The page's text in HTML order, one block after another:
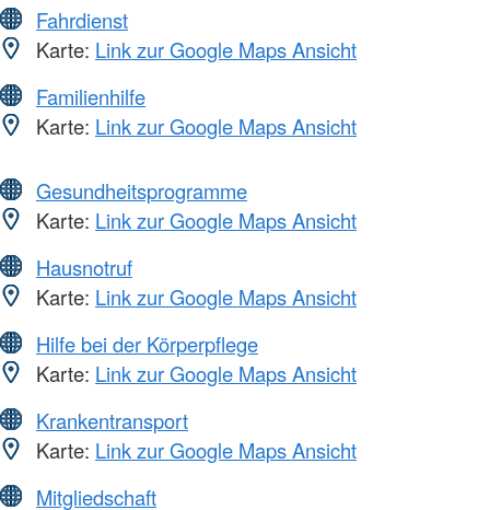
Fahrdienst
Karte: Link zur Google Maps Ansicht
Familienhilfe
Karte: Link zur Google Maps Ansicht
Gesundheitsprogramme
Karte: Link zur Google Maps Ansicht
Hausnotruf
Karte: Link zur Google Maps Ansicht
Hilfe bei der Körperpflege
Karte: Link zur Google Maps Ansicht
Krankentransport
Karte: Link zur Google Maps Ansicht
Mitgliedschaft